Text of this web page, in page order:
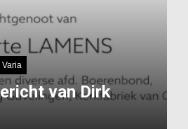
Varia
van Dirk